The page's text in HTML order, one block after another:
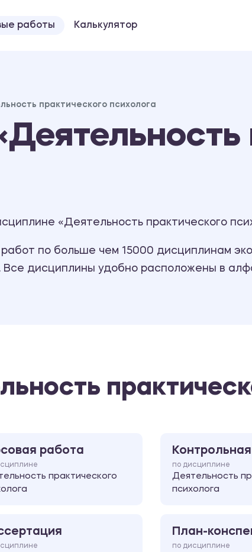
работы Калькулятор
практического психолога
«Деятельность практического
по больше чем 15000 дисциплинам
Все дисциплины удобно расположены в
работа
практического
по дисциплине
Деятельность
психолога
План-
по дисциплине